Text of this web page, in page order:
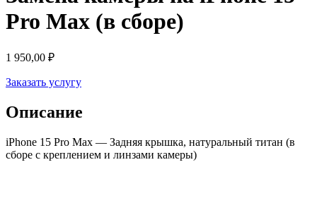
Pro Max (в сборе)
1 950,00 ₽
Заказать услугу
Описание
iPhone 15 Pro Max — Задняя крышка, натуральный титан (в
сборе с креплением и линзами камеры)